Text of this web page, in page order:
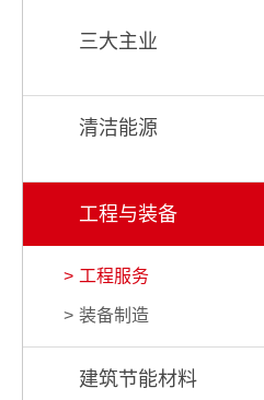
三大主业
清洁能源
工程与装备
工程服务
装备制造
建筑节能材料